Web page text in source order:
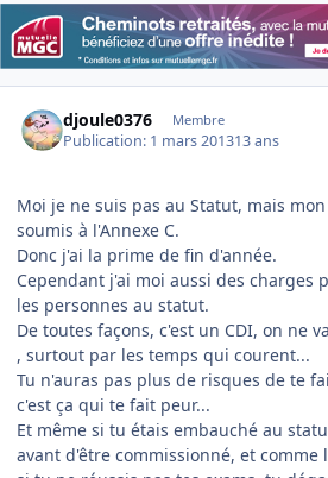
djoule0376 Membre
Publication: 1 mars 201313 ans
Moi je ne suis pas au Statut, mais
soumis à l'Annexe C.
Donc j'ai la prime de fin d'année.
Cependant j'ai moi aussi des charges
les personnes au statut.
De toutes façons, c'est un CDI, on ne
, surtout par les temps qui courent...
Tu n'auras pas plus de risques de te
c'est ça qui te fait peur...
Et même si tu étais embauché au
avant d'être commissionné, et comme